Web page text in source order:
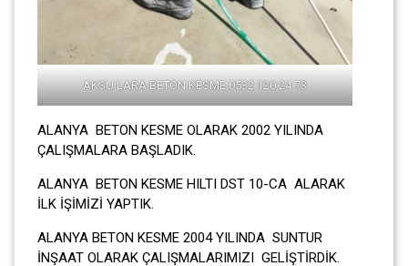
AKSU LARA BETON KESME 0532 120 24 73
ALANYA BETON KESME OLARAK 2002 YILINDA
ÇALIŞMALARA BAŞLADIK.
ALANYA BETON KESME HILTI DST 10-CA ALARAK
İLK İŞİMİZİ YAPTIK.
ALANYA BETON KESME 2004 YILINDA SUNTUR
İNŞAAT OLARAK ÇALIŞMALARIMIZI GELİŞTİRDİK.